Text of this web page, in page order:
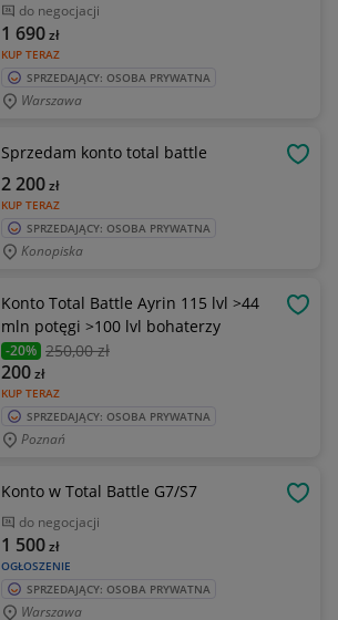
do negocjacji
KUP TERAZ
1 690zł
SPRZEDAJĄCY: OSOBA PRYWATNA
Warszawa
Sprzedam konto total battle
KUP TERAZ
2 200zł
SPRZEDAJĄCY: OSOBA PRYWATNA
Konopiska
Konto Total Battle Ayrin 115 lvl >44
mln potęgi >100 lvl bohaterzy
-20% 250,00 zł
KUP TERAZ
200zł
SPRZEDAJĄCY: OSOBA PRYWATNA
Poznań
Konto w Total Battle G7/S7
do negocjacji
OGŁOSZENIE
1 500zł
SPRZEDAJĄCY: OSOBA PRYWATNA
Warszawa